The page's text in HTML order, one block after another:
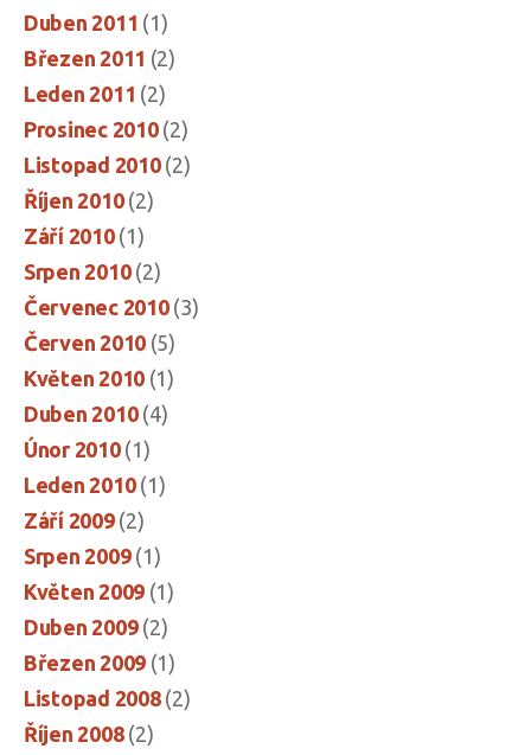
Duben 2011 (1)
Březen 2011 (2)
Leden 2011 (2)
Prosinec 2010(2)
Listopad 2010(2)
Říjen 2010(2)
Září 2010(1)
Srpen 2010(2)
Červenec 2010(3)
Červen 2010 (5)
Květen 2010 (1)
Duben 2010(4)
Únor 2010(1)
Leden 2010(1)
Září 2009(2)
Srpen 2009(1)
Květen 2009 (1)
Duben 2009(2)
Březen 2009 (1)
Listopad 2008(2)
Říjen 2008(2)